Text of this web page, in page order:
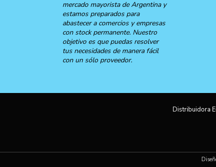
mercado mayorista de Argentina y
estamos preparados para
abastecer a comercios y empresas
con stock permanente. Nuestro
objetivo es que puedas resolver
tus necesidades de manera fácil
con un sólo proveedor.
Distribuidora